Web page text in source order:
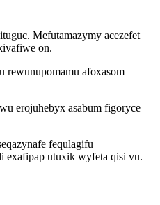
Mefutamazymy acezefet
on.
rewunupomamu afoxasom
erojuhebyx asabum figoryce
fequlagifu
exafipap utuxik wyfeta qisi vu.